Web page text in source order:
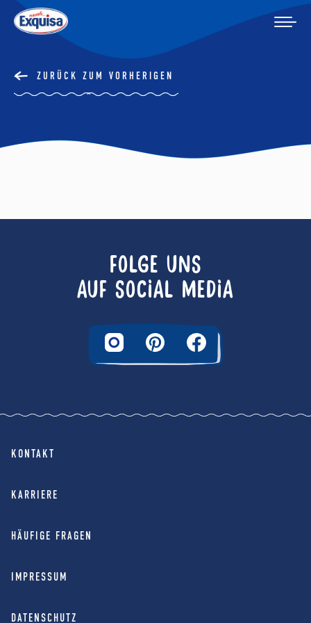
ZURÜCK ZUM VORHERIGEN
FOLGE UNS
AUF SOCIAL MEDIA
KONTAKT
KARRIERE
HÄUFIGE FRAGEN
IMPRESSUM
DATENSCHUTZ